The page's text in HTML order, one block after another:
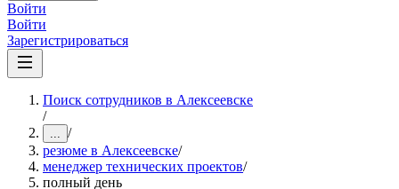
Войти
Войти
Зарегистрироваться
Поиск сотрудников в Алексеевске
/
... /
резюме в Алексеевске/
менеджер технических проектов/
полный день